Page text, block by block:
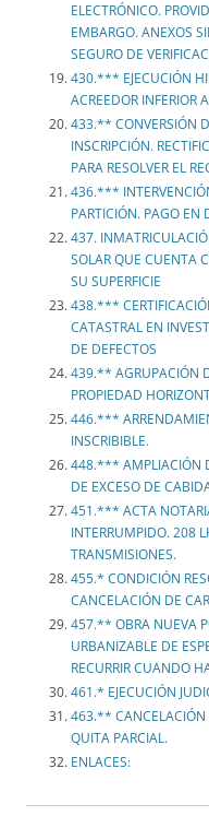
ELECTRÓNICO.
EMBARGO. ANEXOS
SEGURO DE
430.*** EJECUCIÓN
ACREEDOR INFERIOR
433.** CONVERSIÓN
INSCRIPCIÓN.
PARA RESOLVER EL
436.***
PARTICIÓN. PAGO EN
437.
SOLAR QUE CUENTA
SU SUPERFICIE
438.***
CATASTRAL EN
DE DEFECTOS
439.** AGRUPACIÓN
PROPIEDAD
446.***
INSCRIBIBLE.
448.*** AMPLIACIÓN
DE EXCESO DE
451.*** ACTA
INTERRUMPIDO. 208
TRANSMISIONES.
455.* CONDICIÓN
CANCELACIÓN DE
457.** OBRA NUEVA
URBANIZABLE DE
RECURRIR CUANDO
461.* EJECUCIÓN
463.** CANCELACIÓN
QUITA PARCIAL.
ENLACES: